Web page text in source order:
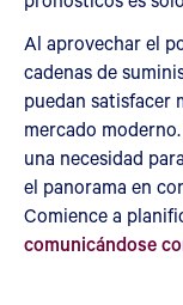
Al aprovechar el
cadenas de
puedan satisfacer
mercado
una necesidad
el panorama en
Comience a
comunicándose